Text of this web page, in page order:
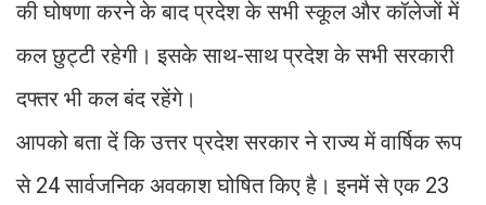
की घोषणा करने के बाद प्रदेश के सभी स्कूल और कॉलेजों में
कल छुट्टी रहेगी। इसके साथ-साथ प्रदेश के सभी सरकारी
दफ्तर भी कल बंद रहेंगे।
आपको बता दें कि उत्तर प्रदेश सरकार ने राज्य में वार्षिक रूप
से 24 सार्वजनिक अवकाश घोषित किए है। इनमें से एक 23